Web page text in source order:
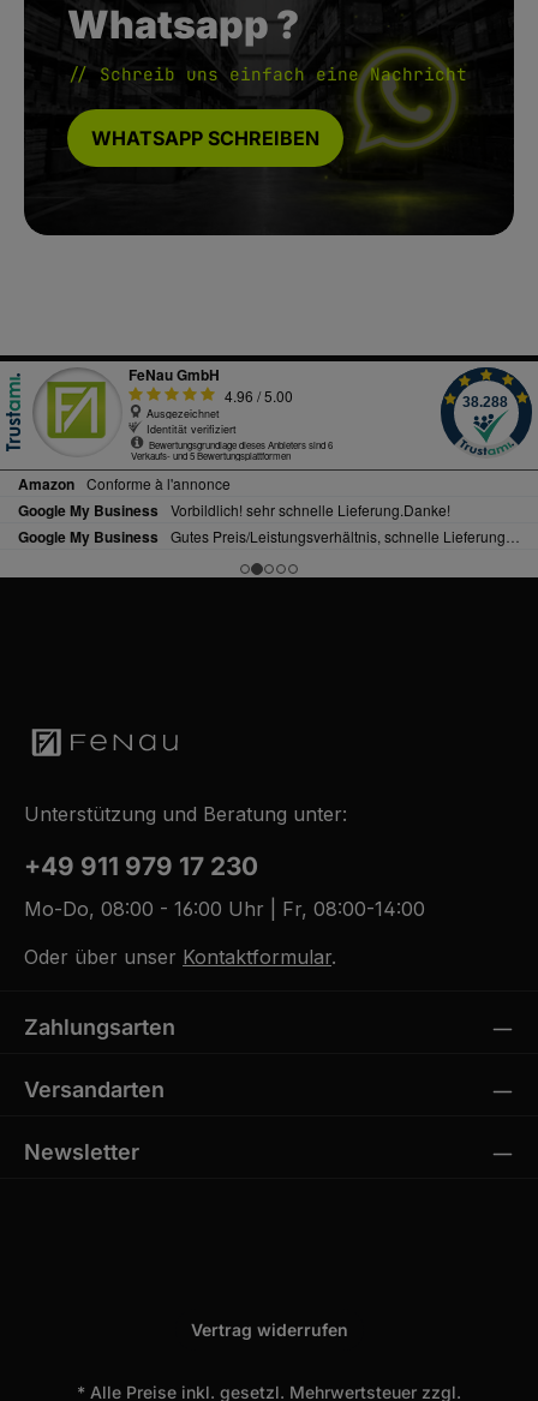
Whatsapp ?
// Schreib uns einfach eine Nachricht
WHATSAPP SCHREIBEN
Unterstützung und Beratung unter:
+49 911 979 17 230
Mo-Do, 08:00 - 16:00 Uhr | Fr, 08:00-14:00
Oder über unser Kontaktformular.
Zahlungsarten
Versandarten
Newsletter
Vertrag widerrufen
* Alle Preise inkl. gesetzl. Mehrwertsteuer zzgl.